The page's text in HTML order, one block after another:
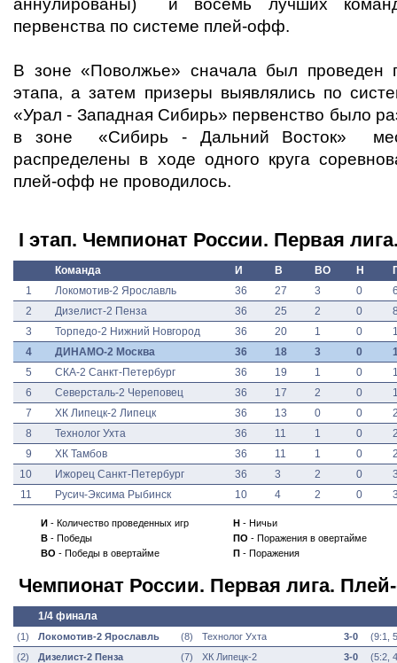
аннулированы) и восемь лучших команд
первенства по системе плей-офф.
В зоне «Поволжье» сначала был проведен
этапа, а затем призеры выявлялись по
«Урал - Западная Сибирь» первенство было
в зоне «Сибирь - Дальний Восток»
распределены в ходе одного круга
плей-офф не проводилось.
I этап. Чемпионат России. Первая
Команда И В ВО Н
1
Локомотив-2 Ярославль 36 27 3 0
2
Дизелист-2 Пенза 36 25 2 0
3
Торпедо-2 Нижний Новгород 36 20 1 0
4
ДИНАМО-2 Москва 36 18 3 0
5
СКА-2 Санкт-Петербург 36 19 1 0
6
Северсталь-2 Череповец 36 17 2 0
7
ХК Липецк-2 Липецк 36 13 0 0
8
Технолог Ухта 36 11 1 0
9
ХК Тамбов 36 11 1 0
10
Ижорец Санкт-Петербург 36 3 2 0
11
Русич-Эксима Рыбинск 10 4 2 0
И - Количество проведенных игр
В - Победы
ВО - Победы в овертайме
Н - Ничьи
ПО - Поражения в овертайме
П - Поражения
Чемпионат России. Первая лига.
1/4 финала
(1) Локомотив-2 Ярославль (8) Технолог Ухта 3-0 (9:1,
(2)
Дизелист-2 Пенза (7) ХК Липецк-2 3-0 (5:2,